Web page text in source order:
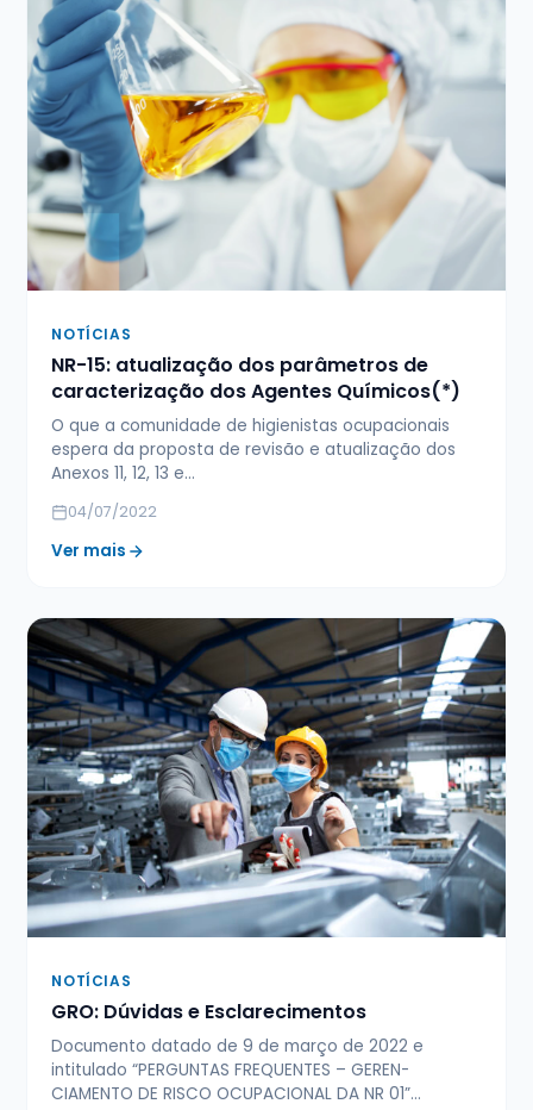
NOTÍCIAS
NR-15: atualização dos parâmetros de
caracterização dos Agentes Químicos(*)
O que a comunidade de higienistas ocupacionais
espera da proposta de revisão e atualização dos
Anexos 11, 12, 13 e…
04/07/2022
Ver mais
NOTÍCIAS
GRO: Dúvidas e Esclarecimentos
Documento datado de 9 de março de 2022 e
intitulado “PERGUNTAS FREQUENTES – GEREN­
CIAMENTO DE RISCO OCUPACIONAL DA NR 01”…